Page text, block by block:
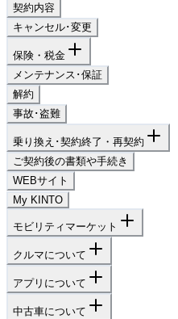
契約内容
キャンセル･変更
保険・税金
メンテナンス･保証
解約
事故･盗難
乗り換え･契約終了・再契約
ご契約後の書類や手続き
WEBサイト
My KINTO
モビリティマーケット
クルマについて
アプリについて
中古車について